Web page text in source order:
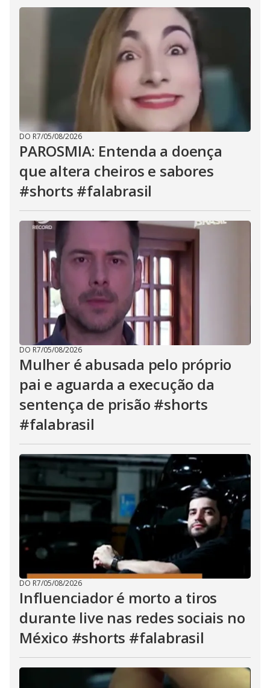
DO R7/05/08/2026
PAROSMIA: Entenda a doença
que altera cheiros e sabores
#shorts #falabrasil
DO R7/05/08/2026
Mulher é abusada pelo próprio
pai e aguarda a execução da
sentença de prisão #shorts
#falabrasil
DO R7/05/08/2026
Influenciador é morto a tiros
durante live nas redes sociais no
México #shorts #falabrasil